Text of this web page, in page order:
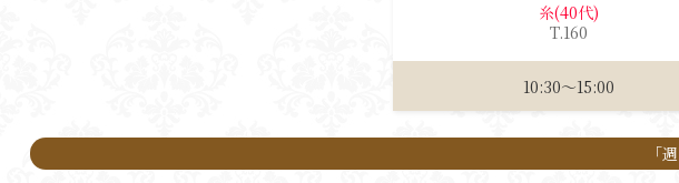
糸(40代)
T.160
10:30～15:00
「